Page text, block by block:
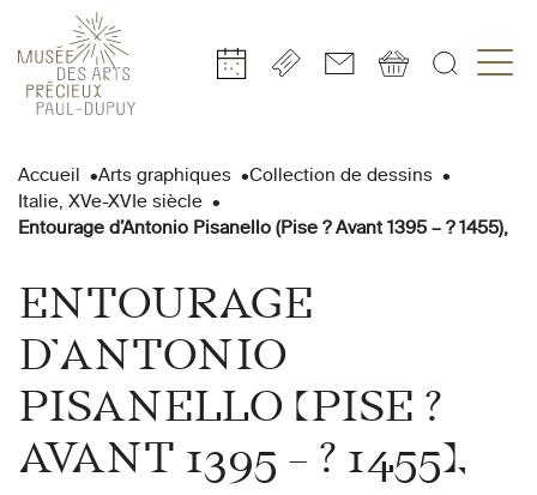
Gestion de vos préférences sur les cookies
au
contenu
principal
la
navigation
à
recherche
au
de
du
Accueil Arts graphiques
Collection de dessins
Italie, XVe-XVIe siècle
Entourage d’Antonio Pisanello (Pise ? Avant 1395 – ? 1455),
ENTOURAGE
D’ANTONIO
PISANELLO (PISE ?
AVANT 1395 – ? 1455),